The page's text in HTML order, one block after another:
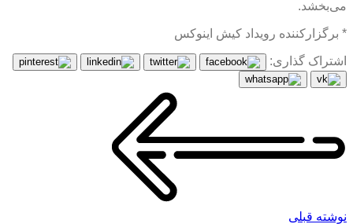
می‌بخشد.
* برگزارکننده رویداد کیش اینوکس
اشتراک گذاری:
نوشته قبلی